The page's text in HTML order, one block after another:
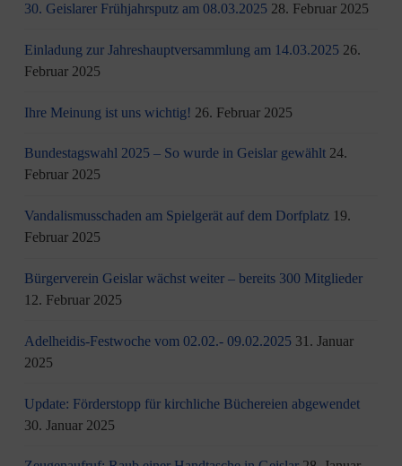
30. Geislarer Frühjahrsputz am 08.03.2025 28. Februar 2025
Einladung zur Jahreshauptversammlung am 14.03.2025 26.
Februar 2025
Ihre Meinung ist uns wichtig! 26. Februar 2025
Bundestagswahl 2025 – So wurde in Geislar gewählt 24.
Februar 2025
Vandalismusschaden am Spielgerät auf dem Dorfplatz 19.
Februar 2025
Bürgerverein Geislar wächst weiter – bereits 300 Mitglieder
12. Februar 2025
Adelheidis-Festwoche vom 02.02.- 09.02.2025 31. Januar
2025
Update: Förderstopp für kirchliche Büchereien abgewendet
30. Januar 2025